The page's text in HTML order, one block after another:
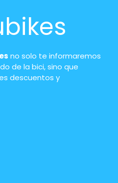
no solo te informaremos
de la bici, sino que
descuentos y